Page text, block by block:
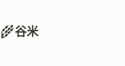
🌾谷米